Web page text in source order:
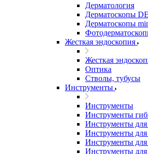
Дерматология
Дерматоскопы
Дерматоскопы
Жесткая эндоскопия
Жесткая
Оптика
Стволы, тубусы
Инструменты
Инструменты
Инструменты
Инструменты для
Инструменты для
Инструменты для
Инструменты